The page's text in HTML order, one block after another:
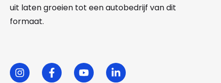
uit laten groeien tot een autobedrijf van dit
formaat.